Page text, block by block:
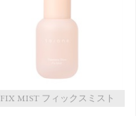
FIX MIST フィックスミスト